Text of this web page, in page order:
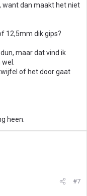
want dan maakt het niet
12,5mm dik gips?
maar dat vind ik
of het door gaat
heen.
#7